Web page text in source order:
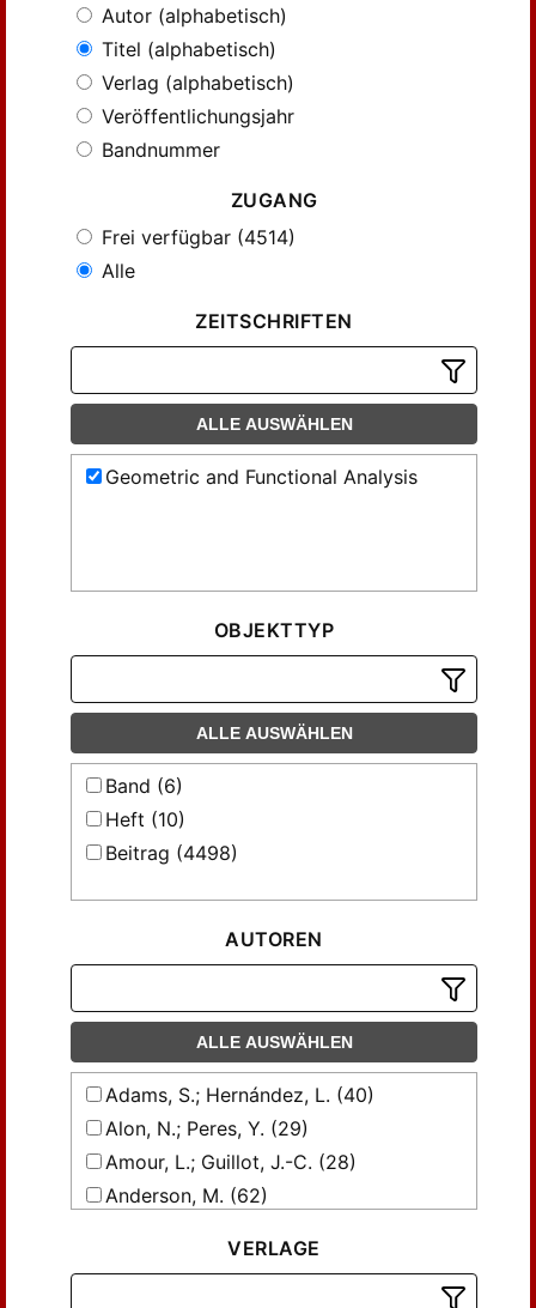
Autor (alphabetisch)
Titel (alphabetisch)
Verlag (alphabetisch)
Veröffentlichungsjahr
Bandnummer
ZUGANG
Frei verfügbar (4514)
Alle
ZEITSCHRIFTEN
ALLE AUSWÄHLEN
Geometric and Functional Analysis
OBJEKTTYP
ALLE AUSWÄHLEN
Band (6)
Heft (10)
Beitrag (4498)
AUTOREN
ALLE AUSWÄHLEN
Adams, S.; Hernández, L. (40)
Alon, N.; Peres, Y. (29)
Amour, L.; Guillot, J.-C. (28)
Anderson, M. (62)
Besson, G.; Gallot, S.; Courtois, G. (70)
VERLAGE